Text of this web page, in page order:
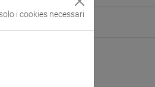
i cookies necessari